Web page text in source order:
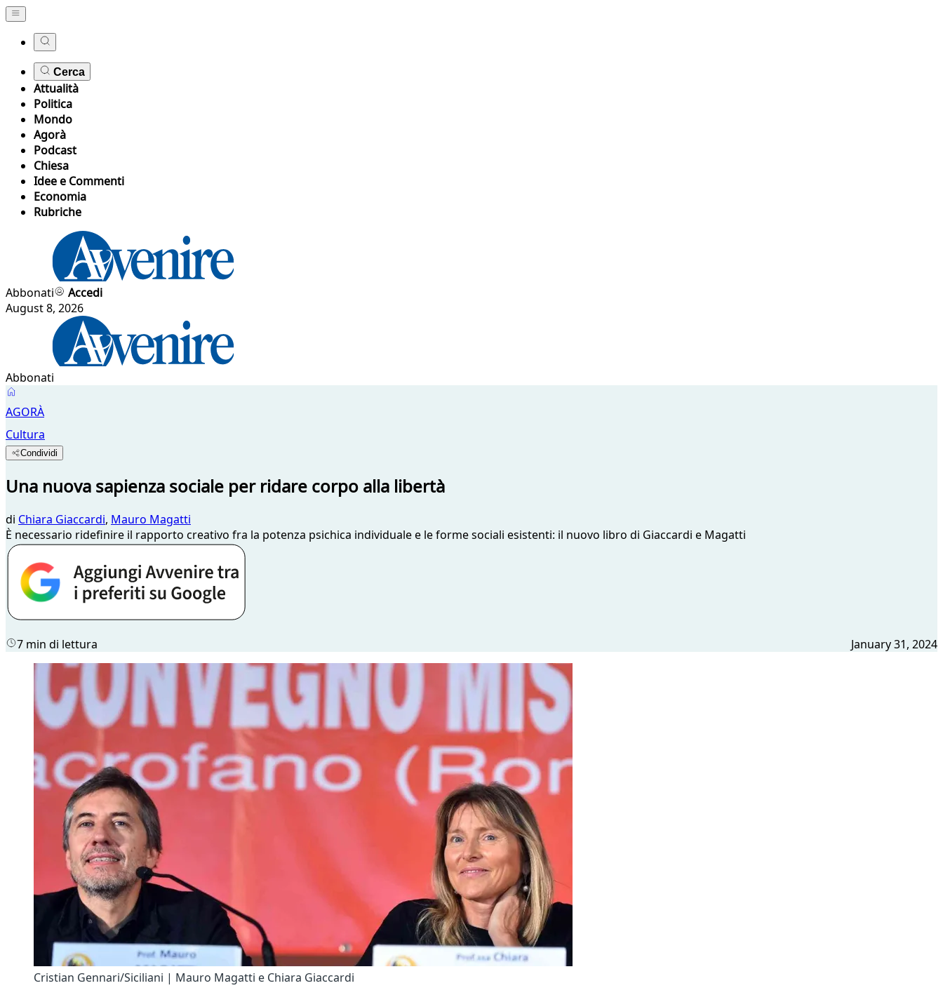
Cerca
Attualità
Politica
Mondo
Agorà
Podcast
Chiesa
Idee e Commenti
Economia
Rubriche
Abbonati
Accedi
August 8, 2026
Abbonati
AGORÀ
Cultura
Condividi
Una nuova sapienza sociale per ridare corpo alla libertà
di Chiara Giaccardi, Mauro Magatti
È necessario ridefinire il rapporto creativo fra la potenza psichica individuale e le forme sociali esistenti: il nuovo libro di Giaccardi e Magatti
7 min di lettura January 31, 2024
Cristian Gennari/Siciliani | Mauro Magatti e Chiara Giaccardi